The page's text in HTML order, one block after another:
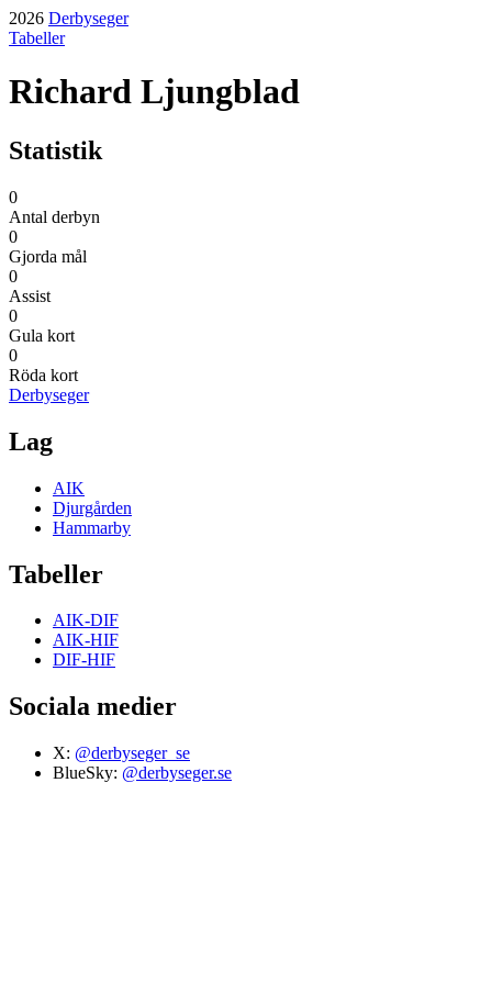
2026 Derbyseger
Tabeller
Richard Ljungblad
Statistik
0
Antal derbyn
0
Gjorda mål
0
Assist
0
Gula kort
0
Röda kort
Derbyseger
Lag
AIK
Djurgården
Hammarby
Tabeller
AIK-DIF
AIK-HIF
DIF-HIF
Sociala medier
X: @derbyseger_se
BlueSky: @derbyseger.se